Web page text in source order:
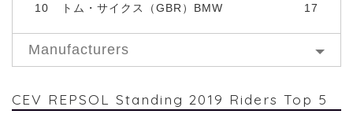
10 トム・サイクス（GBR）BMW 17
Manufacturers
CEV REPSOL Standing 2019 Riders Top 5